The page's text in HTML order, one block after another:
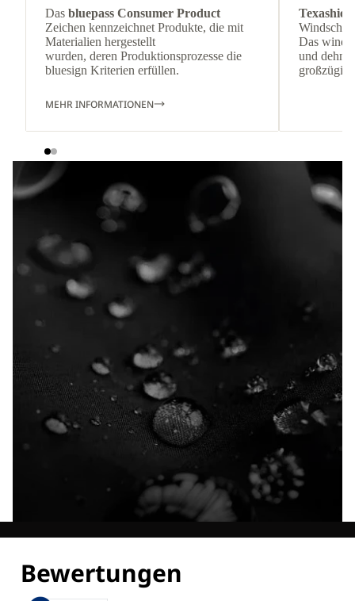
Das bluepass Consumer Product
Zeichen kennzeichnet Produkte, die mit
Materialien hergestellt
wurden, deren Produktionsprozesse die
bluesign Kriterien erfüllen.
MEHR INFORMATIONEN
Das
und